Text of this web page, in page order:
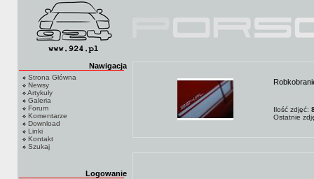
Nawigacja
Strona Główna
Newsy
Artykuły
Galeria
Forum
Komentarze
Download
Linki
Kontakt
Szukaj
Logowanie
Ilość zdjęć:
Ostatnie